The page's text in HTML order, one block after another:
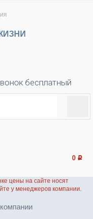
бесплатный
0 Р
цены на сайте носят
у менеджеров компании.